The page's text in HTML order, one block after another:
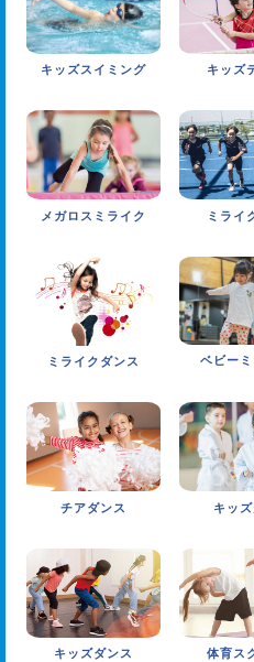
チームワークを育みま
みんなでフォーメーショ
とで協調性を養います。
かわいいユニフォーム
あこがれのユニフォーム
顔が溢れます。
ウォームアップ
柔軟、バランス運動な
す。
基礎練習 15分
アームモーション、ター
す。
3ヶ月に1曲を目安に、振
50min.
発表 5分
振り付けを復習しながら
55min.
クールダウン 5分
FINISH
武蔵小金井店
八王子店
町田店
南砂町SUNAMO店
キッズスイミング キッズ
メガロスミライク ミライ
ミライクダンス ベビー
チアダンス キッ
キッズダンス 体育ス